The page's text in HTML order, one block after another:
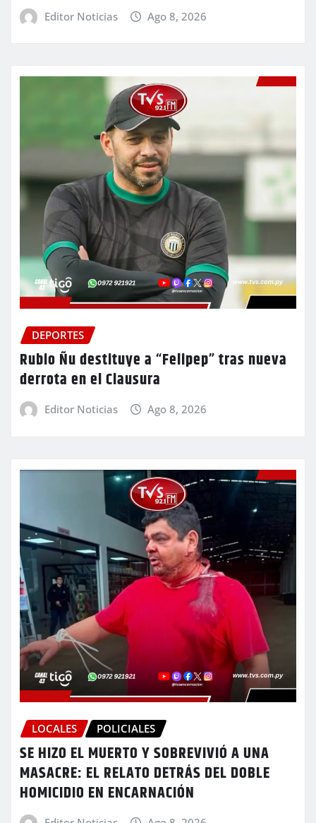
Editor Noticias Ago 8, 2026
DEPORTES
Rubio Ñu destituye a “Felipep” tras nueva
derrota en el Clausura
Editor Noticias Ago 8, 2026
LOCALES POLICIALES
SE HIZO EL MUERTO Y SOBREVIVIÓ A UNA
MASACRE: EL RELATO DETRÁS DEL DOBLE
HOMICIDIO EN ENCARNACIÓN